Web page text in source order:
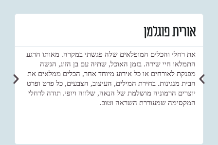
אורית פוגלמן
את רחלי והכלים המופלאים שלה פגשתי במקרה. מאותו הרגע
התמלאו חיי שירה. בזמן האוכל, שתיה עם בן הזוג, הגשה
מפנקת לאורחים או כל אירוע מיוחד אחר, הכלים ממלאים את
הבית מנגינות. בחירת המילים, העיצוב, הצבעים, כל פרט ופרט
יוצרים הרמוניה מושלמת של הנאה, שלווה ויופי. תודה לרחלי
המקסימה שמעוררת השראה וטוב.